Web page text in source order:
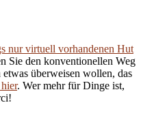
nur virtuell vorhandenen Hut
Sie den konventionellen Weg
überweisen wollen, das
. Wer mehr für Dinge ist,